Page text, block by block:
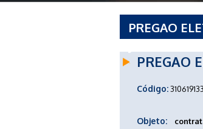
PREGAO
PREGAO
Código:
Objeto: